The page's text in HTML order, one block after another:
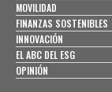
MOVILIDAD
FINANZAS SOSTENIBLES
INNOVACIÓN
EL ABC DEL ESG
OPINIÓN